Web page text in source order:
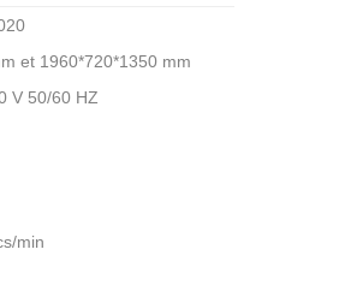
et 1960*720*1350 mm
V 50/60 HZ
min